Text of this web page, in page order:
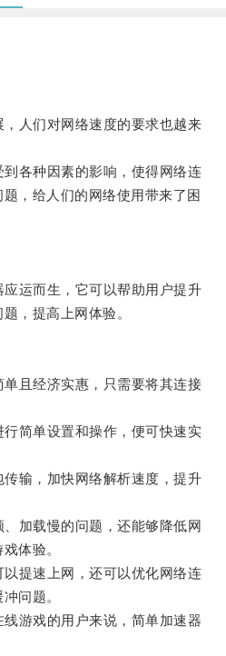
人们对网络速度的要求也越来
各种因素的影响，使得网络连
，给人们的网络使用带来了困
运而生，它可以帮助用户提升
，提高上网体验。
且经济实惠，只需要将其连接
简单设置和操作，便可快速实
输，加快网络解析速度，提升
加载慢的问题，还能够降低网
体验。
提速上网，还可以优化网络连
问题。
游戏的用户来说，简单加速器